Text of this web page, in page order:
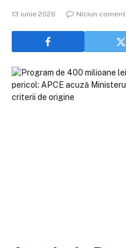
13 iunie 2026 Niciun